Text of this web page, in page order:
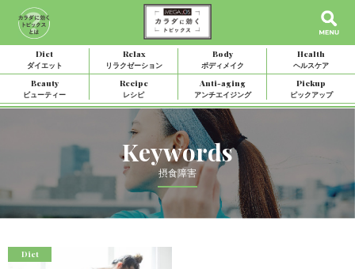
Diet
ダイエット
Relax
リラクゼーション
Body
ボディメイク
Health
ヘルスケア
Beauty
ビューティー
Recipe
レシピ
Anti-aging
アンチエイジング
Pickup
ピックアップ
Keywords
摂食障害
Diet